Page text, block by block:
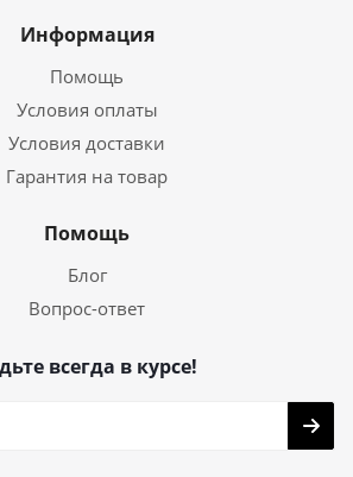
Информация
Помощь
Условия оплаты
Условия доставки
Гарантия на товар
Помощь
Блог
Вопрос-ответ
всегда в курсе!